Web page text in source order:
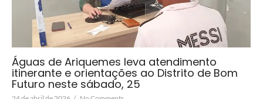
Águas de Ariquemes leva atendimento
itinerante e orientações ao Distrito de Bom
Futuro neste sábado, 25